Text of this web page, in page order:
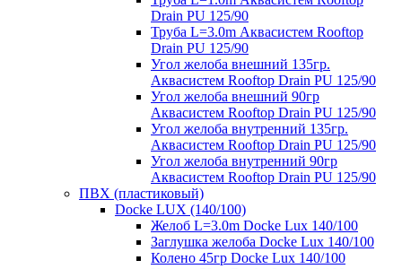
Drain PU 125/90
Труба L=3.0m Аквасистем Rooftop
Drain PU 125/90
Угол желоба внешний 135гр.
Аквасистем Rooftop Drain PU 125/90
Угол желоба внешний 90гр
Аквасистем Rooftop Drain PU 125/90
Угол желоба внутренний 135гр.
Аквасистем Rooftop Drain PU 125/90
Угол желоба внутренний 90гр
Аквасистем Rooftop Drain PU 125/90
ПВХ (пластиковый)
Docke LUX (140/100)
Желоб L=3.0m Docke Lux 140/100
Заглушка желоба Docke Lux 140/100
Колено 45гр Docke Lux 140/100